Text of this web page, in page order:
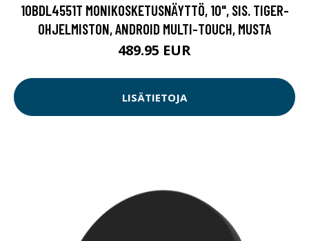
10BDL4551T MONIKOSKETUSNÄYTTÖ, 10", SIS. TIGER-
OHJELMISTON, ANDROID MULTI-TOUCH, MUSTA
489.95 EUR
LISÄTIETOJA